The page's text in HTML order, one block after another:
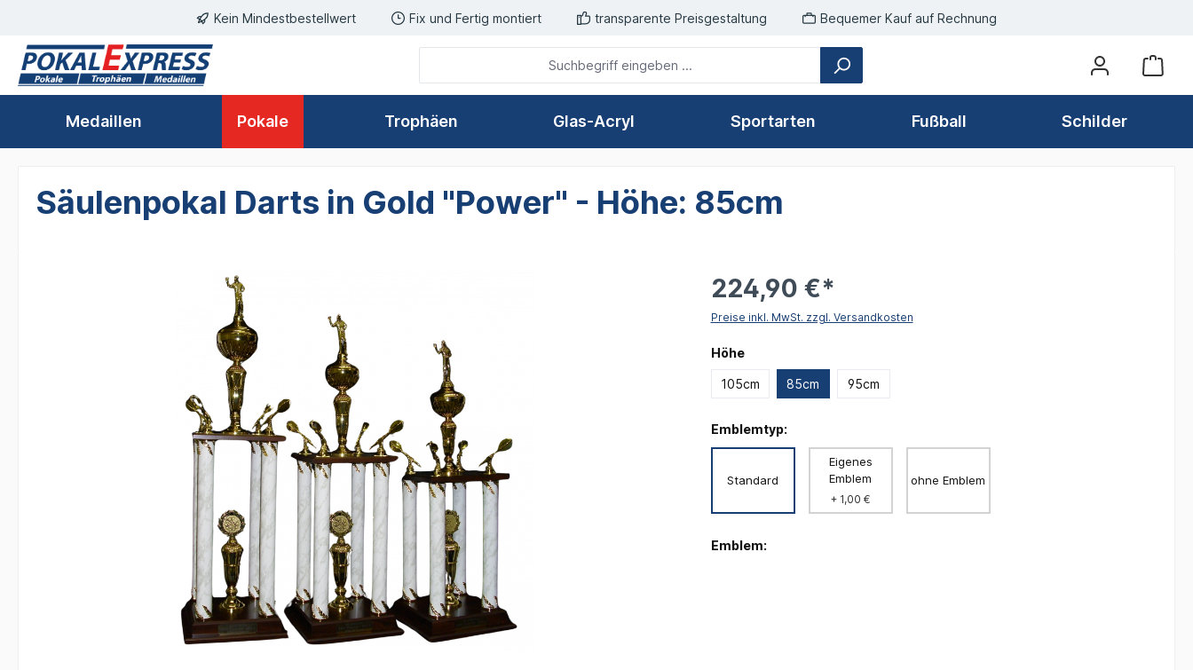
Zur Hauptnavigation springenKein Mindestbestellwert Fix und Fertig montiert transparente Preisgestaltung Bequemer Kauf auf Rechnung
Medaillen Pokale Trophäen Glas-Acryl Sportarten Fußball Schilder
Säulenpokal Darts in Gold "Power" - Höhe: 85cm
224,90 €*
Preise inkl. MwSt. zzgl. Versandkosten
Höheauswählen
105cm 85cm 95cm
Emblemtyp:
Standard
Eigenes
Emblem
+ 1,00 €
ohne Emblem
Emblem: